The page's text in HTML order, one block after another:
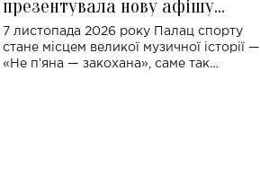
презентувала нову афішу
великого концерту в Палаці
спорту
7 листопада 2026 року Палац спорту
стане місцем великої музичної історії —
«Не пʼяна — закохана», саме так